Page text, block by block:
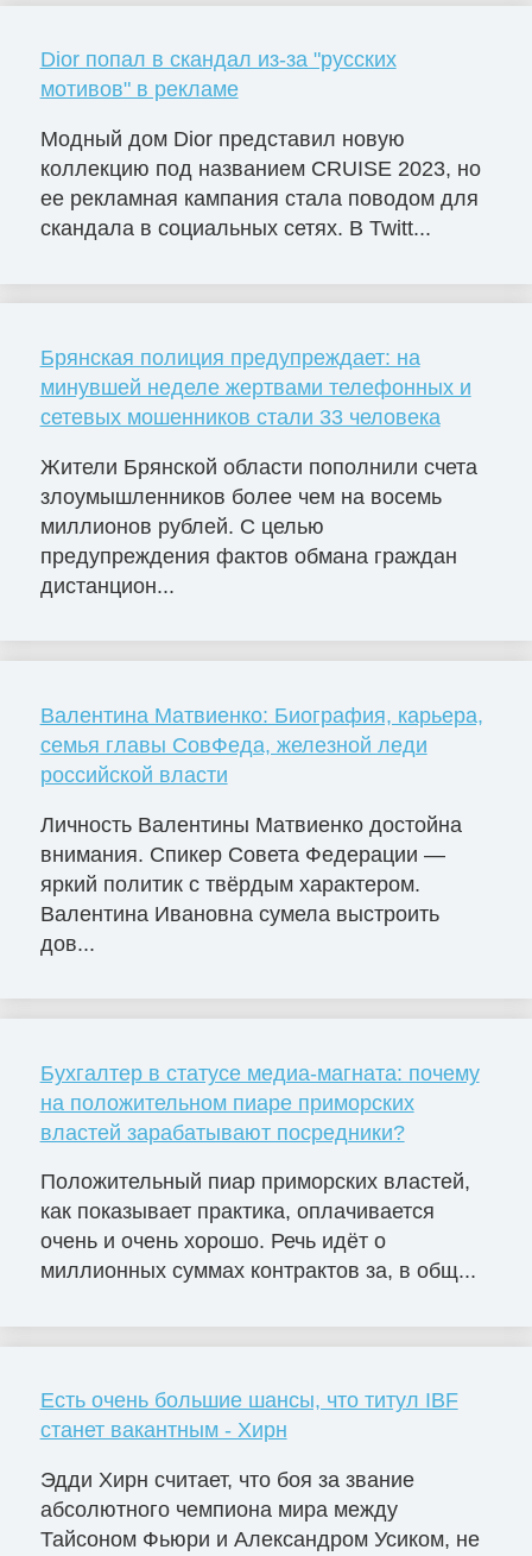
Dior попал в скандал из-за "русских
мотивов" в рекламе
Модный дом Dior представил новую
коллекцию под названием CRUISE 2023, но
ее рекламная кампания стала поводом для
скандала в социальных сетях. В Twitt...
Брянская полиция предупреждает: на
минувшей неделе жертвами телефонных и
сетевых мошенников стали 33 человека
Жители Брянской области пополнили счета
злоумышленников более чем на восемь
миллионов рублей. С целью
предупреждения фактов обмана граждан
дистанцион...
Валентина Матвиенко: Биография, карьера,
семья главы СовФеда, железной леди
российской власти
Личность Валентины Матвиенко достойна
внимания. Спикер Совета Федерации —
яркий политик с твёрдым характером.
Валентина Ивановна сумела выстроить
дов...
Бухгалтер в статусе медиа-магната: почему
на положительном пиаре приморских
властей зарабатывают посредники?
Положительный пиар приморских властей,
как показывает практика, оплачивается
очень и очень хорошо. Речь идёт о
миллионных суммах контрактов за, в общ...
Есть очень большие шансы, что титул IBF
станет вакантным - Хирн
Эдди Хирн считает, что боя за звание
абсолютного чемпиона мира между
Тайсоном Фьюри и Александром Усиком, не